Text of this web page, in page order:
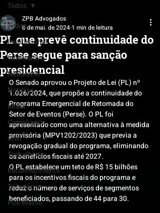
Todos
Institucional
Informativo
Newsletter
Notícias
Mídia
Compliance
Civil
Trabalhista
Reconhecimento
Tributário
Pós-evento
Todos
PL que prevê continuidade do
Perse segue para sanção
presidencial
ZPB Advogados
8 de mai. de 2024 1 min de leitura
O Senado aprovou o Projeto de Lei (PL) nº
1.026/2024, que propõe a continuidade do
Programa Emergencial de Retomada do
Setor de Eventos (Perse). O PL foi
apresentado como uma alternativa à medida
provisória (MPV1202/2023) que previa a
revogação gradual do programa, eliminando
os benefícios fiscais até 2027.
O PL estabelece um teto de R$ 15 bilhões
para os incentivos fiscais do programa e
reduz o número de serviços de segmentos
beneficiados, passando de 44 para 30.